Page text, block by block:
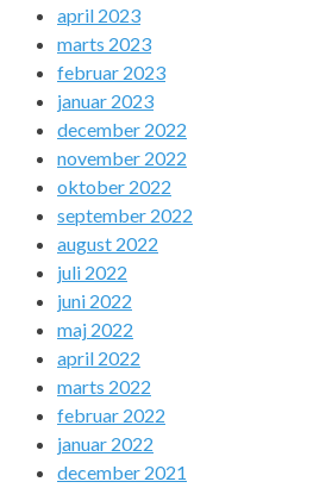
april 2023
marts 2023
februar 2023
januar 2023
december 2022
november 2022
oktober 2022
september 2022
august 2022
juli 2022
juni 2022
maj 2022
april 2022
marts 2022
februar 2022
januar 2022
december 2021